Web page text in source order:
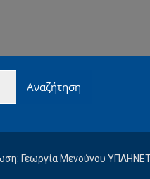
Γεωργία Μενούνου